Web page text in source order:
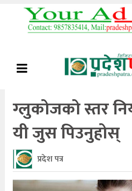
ग्लुकोजको स्तर
यी जुस पिउनुहोस्
प्रदेश पत्र